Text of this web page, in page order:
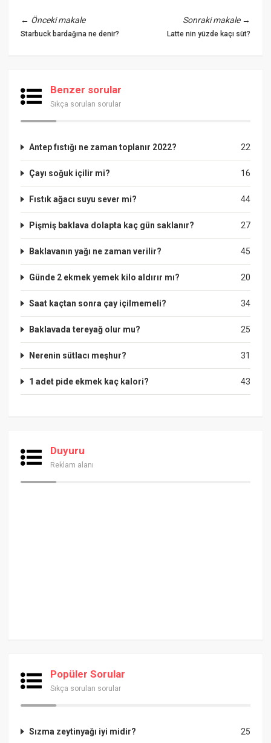
← Önceki makale
Starbuck bardağına ne denir?
Sonraki makale→
Latte nin yüzde kaçı süt?
Benzer sorular
Sıkça sorulan sorular
22
Antep fıstığı ne zaman toplanır 2022?
16
Çayı soğuk içilir mi?
44
Fıstık ağacı suyu sever mi?
27
Pişmiş baklava dolapta kaç gün saklanır?
45
Baklavanın yağı ne zaman verilir?
20
Günde 2 ekmek yemek kilo aldırır mı?
34
Saat kaçtan sonra çay içilmemeli?
25
Baklavada tereyağ olur mu?
31
Nerenin sütlacı meşhur?
43
1 adet pide ekmek kaç kalori?
Duyuru
Reklam alanı
Popüler Sorular
Sıkça sorulan sorular
25
Sızma zeytinyağı iyi midir?